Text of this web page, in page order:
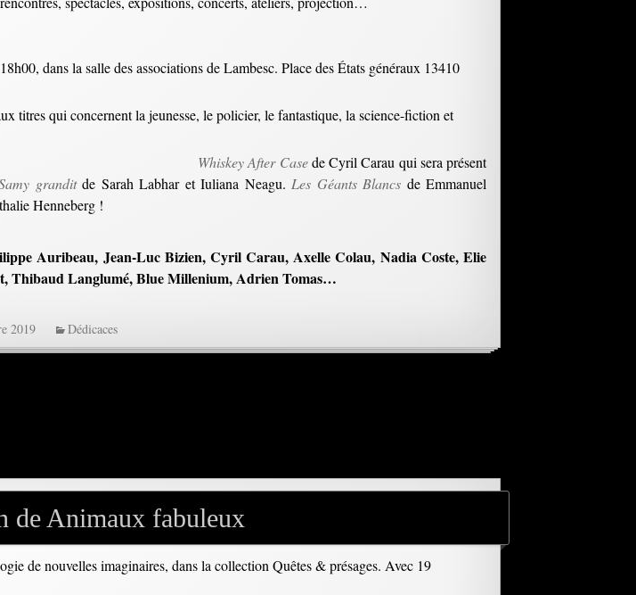
dans la salle des associations de Lambesc. Place des États généraux 13410
titres qui concernent la jeunesse, le policier, le fantastique, la science-fiction et
Whiskey After Casede Cyril Carau qui sera présent
granditde Sarah Labhar et Iuliana Neagu. Les Géants Blancs de Emmanuel
Henneberg !
Auribeau, Jean-Luc Bizien, Cyril Carau, Axelle Colau, Nadia Coste, Elie
Thibaud Langlumé, Blue Millenium, Adrien Tomas…
2019 Dédicaces
de Animaux fabuleux
de nouvelles imaginaires, dans la collection Quêtes & présages. Avec 19